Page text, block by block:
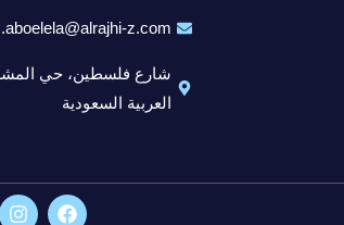
z.com
شارع فلسطين، حي
العربية السعودية